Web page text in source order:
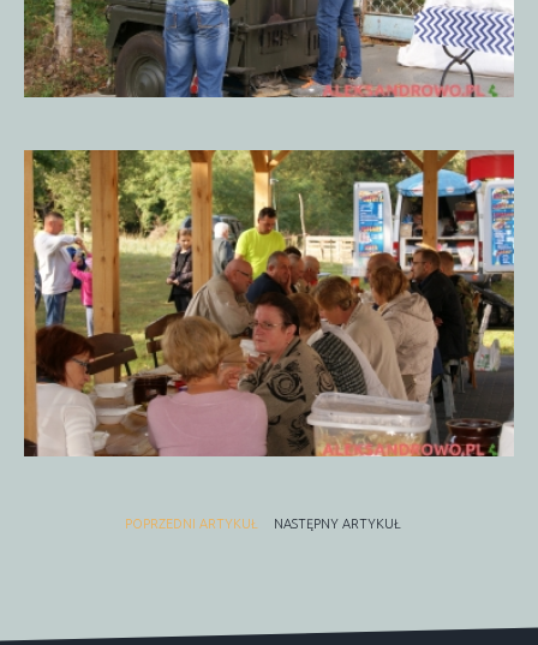
Piknik Historyczny 15.09.20185
POPRZEDNI ARTYKUŁ NASTĘPNY ARTYKUŁ